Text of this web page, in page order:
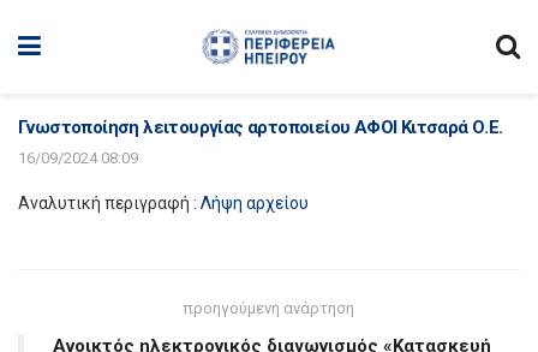
Γνωστοποίηση λειτουργίας αρτοποιείου ΑΦΟΙ Κιτσαρά Ο.Ε.
16/09/2024 08:09
Αναλυτική περιγραφή : Λήψη αρχείου
προηγούμενη ανάρτηση
Ανοικτός ηλεκτρονικός διαγωνισμός «Κατασκευή